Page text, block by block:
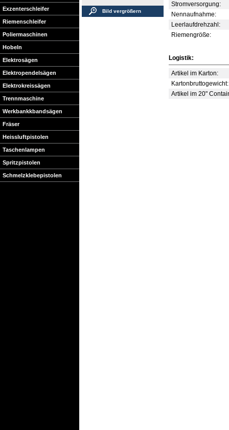
Exzenterschleifer
Riemenschleifer
Poliermaschinen
Hobeln
Elektrosägen
Elektropendelsägen
Elektrokreissägen
Trennmaschine
Werkbankkbandsägen
Fräser
Heissluftpistolen
Taschenlampen
Spritzpistolen
Schmelzklebepistolen
Bild vergrößern
Stromversorgung:
Nennaufnahme:
Leerlaufdrehzahl:
Riemengröße:
Logistik:
Artikel im Karton:
Kartonbruttogewicht:
Artikel im 20"